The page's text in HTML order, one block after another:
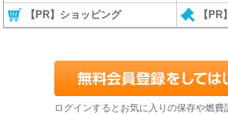
【PR】ショッピング 【
ログインするとお気に入りの保存や燃費